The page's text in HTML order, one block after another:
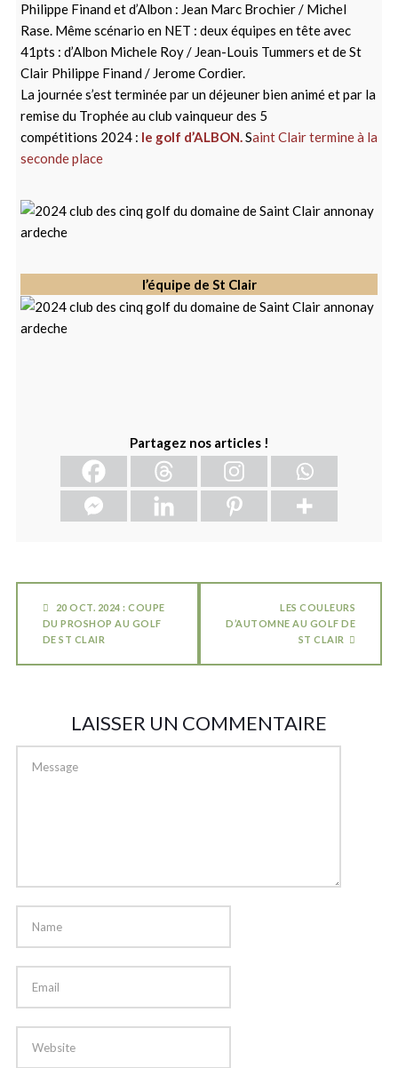
Philippe Finand et d’Albon : Jean Marc Brochier / Michel
Rase. Même scénario en NET : deux équipes en tête avec
41pts : d’Albon Michele Roy / Jean-Louis Tummers et de St
Clair Philippe Finand / Jerome Cordier.
La journée s’est terminée par un déjeuner bien animé et par la
remise du Trophée au club vainqueur des 5
compétitions 2024 : le golf d’ALBON.Saint Clair termine à la
seconde place
l’équipe de St Clair
Partagez nos articles !
20 OCT. 2024 : COUPE
DU PROSHOP AU GOLF
DE ST CLAIR
LES COULEURS
D’AUTOMNE AU GOLF DE
ST CLAIR
LAISSER UN COMMENTAIRE